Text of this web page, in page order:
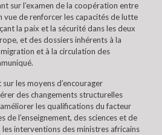
sur l’examen de la coopération entre
vue de renforcer les capacités de lutte
la paix et la sécurité dans les deux
et des dossiers inhérents à la
et à la circulation des
les moyens d’encourager
des changements structurelles
les qualifications du facteur
de l’enseignement, des sciences et de
interventions des ministres africains